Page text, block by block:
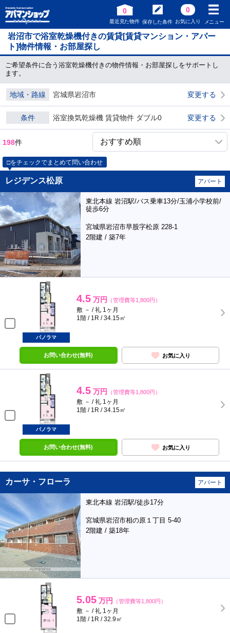
0
最近見た物件 保存した条件
0
お気に入り メニュー
岩沼市で浴室乾燥機付きの賃貸[賃貸マンション・アパー
ト]物件情報・お部屋探し
ご希望条件に合う浴室乾燥機付きの物件情報・お部屋探しをサポートし
ます。
地域・路線 宮城県岩沼市 変更する
条件 浴室換気乾燥機 賃貸物件 ダブル0 変更する
198件
□をチェックでまとめて問い合わせ
レジデンス松原 アパート
東北本線 岩沼駅/バス乗車13分/玉浦小学校前/
徒歩6分
宮城県岩沼市早股字松原 228-1
2階建 / 築7年
4.5 万円 （管理費等1,800円）
敷 － / 礼 1ヶ月
1階 / 1R / 34.15㎡
パノラマ
お問い合わせ(無料) お気に入り
4.5 万円 （管理費等1,800円）
敷 － / 礼 1ヶ月
1階 / 1R / 34.15㎡
パノラマ
お問い合わせ(無料) お気に入り
カーサ・フローラ アパート
東北本線 岩沼駅/徒歩17分
宮城県岩沼市相の原１丁目 5-40
2階建 / 築18年
5.05 万円 （管理費等1,800円）
敷 － / 礼 1ヶ月
1階 / 1R / 32.9㎡